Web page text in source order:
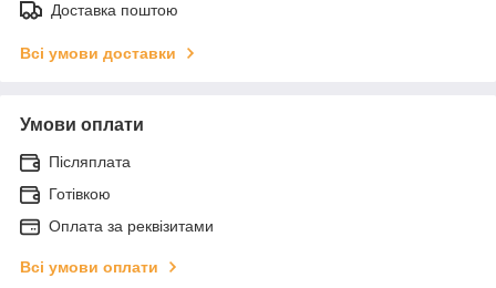
Доставка поштою
Всі умови доставки
Умови оплати
Післяплата
Готівкою
Оплата за реквізитами
Всі умови оплати